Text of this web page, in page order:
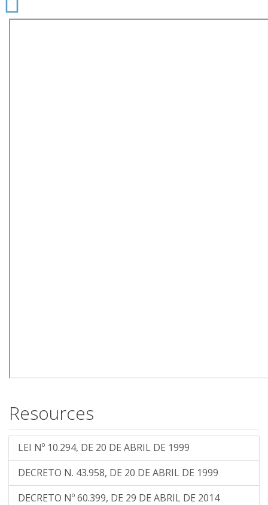
Resources
LEI Nº 10.294, DE 20 DE ABRIL DE 1999
DECRETO N. 43.958, DE 20 DE ABRIL DE 1999
DECRETO Nº 60.399, DE 29 DE ABRIL DE 2014